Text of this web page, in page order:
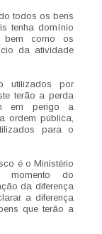
todos os bens
tenha domínio
bem como os
da atividade
utilizados por
terão a perda
em perigo a
ordem pública,
para o
é o Ministério
momento do
da diferença
a diferença
que terão a